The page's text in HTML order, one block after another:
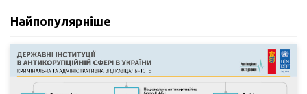
Найпопулярніше